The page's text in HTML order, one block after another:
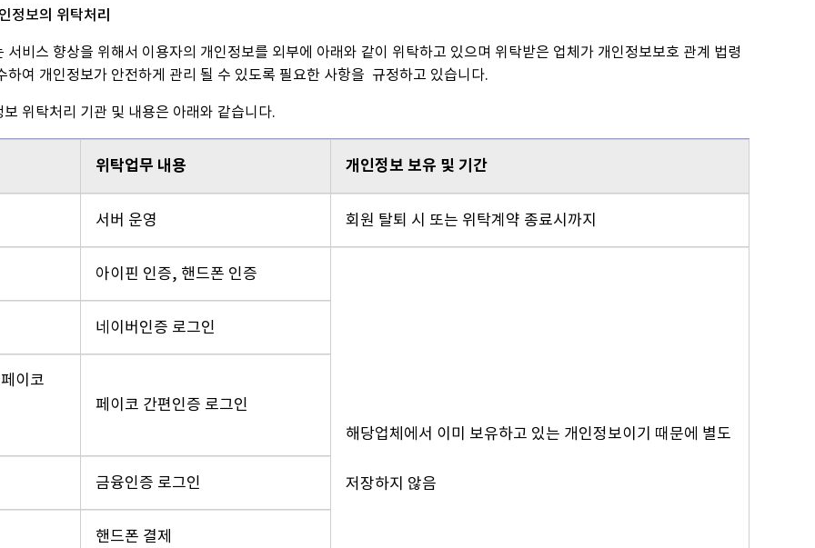
정보의 위탁처리
서비스 향상을 위해서 이용자의 개인정보를 외부에 아래와 같이 위탁하고 있으며 위탁받은 업체가 개인정보보호 관계 법령
하여 개인정보가 안전하게 관리 될 수 있도록 필요한 사항을 규정하고 있습니다.
보 위탁처리 기관 및 내용은 아래와 같습니다.
위탁업무 내용 개인정보 보유 및 기간
서버 운영 회원 탈퇴 시 또는 위탁계약 종료시까지
아이핀 인증, 핸드폰 인증
해당업체에서 이미 보유하고 있는 개인정보이기 때문에 별도
저장하지 않음
네이버인증 로그인
이코
페이코 간편인증 로그인
금융인증 로그인
핸드폰 결제